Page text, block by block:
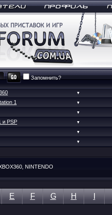
Запомнить?
▼
1
▼
▼
и PSP
▼
▼
▼
NINTENDO
E F G H I